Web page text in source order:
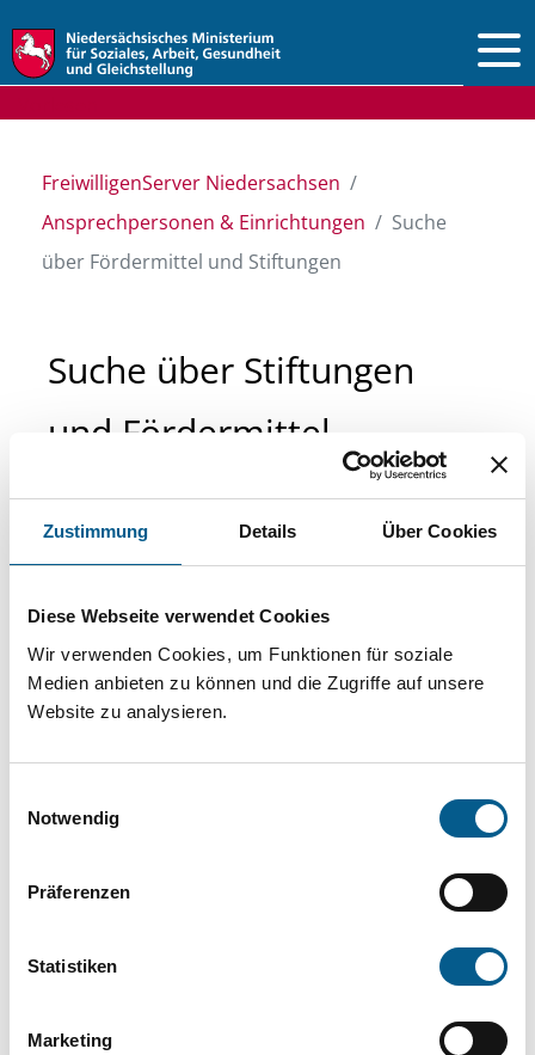
Zustimmung Details Über Cookies
Diese Webseite verwendet Cookies
Wir verwenden Cookies, um Funktionen für soziale
Medien anbieten zu können und die Zugriffe auf unsere
Website zu analysieren.
Notwendig
Präferenzen
Statistiken
Marketing
FreiwilligenServer Niedersachsen
Ansprechpersonen & Einrichtungen
Suche
über Fördermittel und Stiftungen
Suche über Stiftungen
und Fördermittel
Sie suchen finanzielle Unterstützung für ein
Projekt oder ein Vorhaben? Hier können Sie
Stiftungsdatenbank recherchieren. Bei der
Suche bitte die Groß- und Kleinschreibung
beachten.
können durch die Wahl von Bereichen oder
Suchen